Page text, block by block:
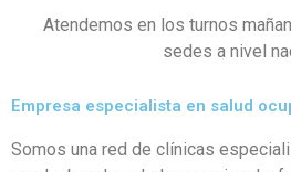
Atendemos en los turnos
sedes a nivel
Empresa especialista en salud
Somos una red de clínicas